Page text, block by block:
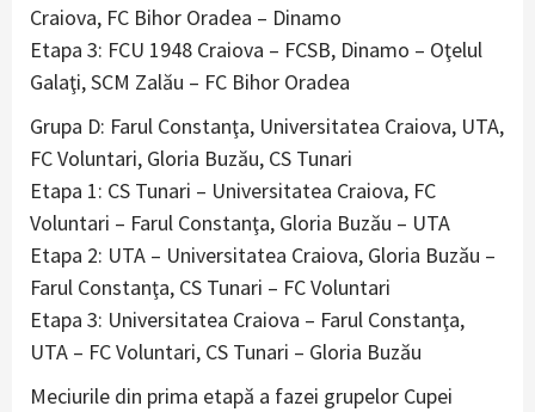
Craiova, FC Bihor Oradea – Dinamo
Etapa 3: FCU 1948 Craiova – FCSB, Dinamo – Oţelul
Galaţi, SCM Zalău – FC Bihor Oradea
Grupa D: Farul Constanţa, Universitatea Craiova, UTA,
FC Voluntari, Gloria Buzău, CS Tunari
Etapa 1: CS Tunari – Universitatea Craiova, FC
Voluntari – Farul Constanţa, Gloria Buzău – UTA
Etapa 2: UTA – Universitatea Craiova, Gloria Buzău –
Farul Constanţa, CS Tunari – FC Voluntari
Etapa 3: Universitatea Craiova – Farul Constanţa,
UTA – FC Voluntari, CS Tunari – Gloria Buzău
Meciurile din prima etapă a fazei grupelor Cupei